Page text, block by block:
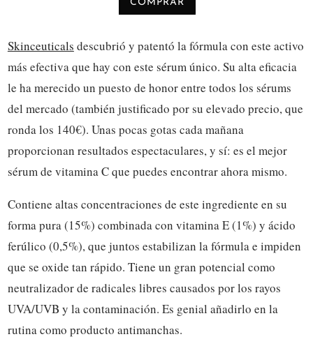
COMPRAR
Skinceuticals descubrió y patentó la fórmula con este activo
más efectiva que hay con este sérum único. Su alta eficacia
le ha merecido un puesto de honor entre todos los sérums
del mercado (también justificado por su elevado precio, que
ronda los 140€). Unas pocas gotas cada mañana
proporcionan resultados espectaculares, y sí: es el mejor
sérum de vitamina C que puedes encontrar ahora mismo.
Contiene altas concentraciones de este ingrediente en su
forma pura (15%) combinada con vitamina E (1%) y ácido
ferúlico (0,5%), que juntos estabilizan la fórmula e impiden
que se oxide tan rápido. Tiene un gran potencial como
neutralizador de radicales libres causados por los rayos
UVA/UVB y la contaminación. Es genial añadirlo en la
rutina como producto antimanchas.